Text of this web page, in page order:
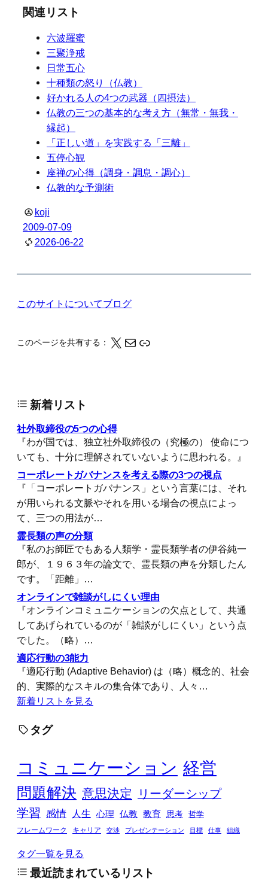
関連リスト
六波羅蜜
三聚浄戒
日常五心
十種類の怒り（仏教）
好かれる人の4つの武器（四摂法）
仏教の三つの基本的な考え方（無常・無我・
縁起）
「正しい道」を実践する「三離」
五停心観
座禅の心得（調身・調息・調心）
仏教的な予測術
koji
2009-07-09
2026-06-22
このサイトについてブログ
このページを共有する： X メール このページの情報をクリップボードにコピーする
新着リスト
社外取締役の5つの心得
『わが国では、独立社外取締役の（究極の） 使命につ
いても、十分に理解されていないように思われる。』
コーポレートガバナンスを考える際の3つの視点
『「コーポレートガバナンス」という言葉には、それ
が用いられる文脈やそれを用いる場合の視点によっ
て、三つの用法が…
霊長類の声の分類
『私のお師匠でもある人類学・霊長類学者の伊谷純一
郎が、１９６３年の論文で、霊長類の声を分類したん
です。「距離」…
オンラインで雑談がしにくい理由
『オンラインコミュニケーションの欠点として、共通
してあげられているのが「雑談がしにくい」という点
でした。（略）…
適応行動の3能力
『適応行動 (Adaptive Behavior) は（略）概念的、社会
的、実際的なスキルの集合体であり、人々…
新着リストを見る
タグ
コミュニケーション 経営
問題解決 意思決定
リーダーシップ
学習
感情 人生 心理 仏教 教育 思考
哲学
フレームワーク
キャリア 交渉 プレゼンテーション 目標 仕事 組織
タグ一覧を見る
最近読まれているリスト